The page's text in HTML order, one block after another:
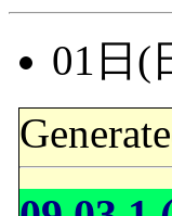
01日(